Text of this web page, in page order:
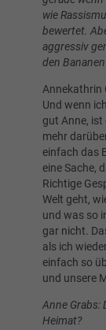
wie
bewertet.
aggressiv
den
Annekathrin
Und wenn
gut Anne,
mehr
einfach das
eine Sache,
Richtige
Welt geht,
und was so
gar nicht.
als ich
einfach so
und unsere
Anne Grabs:
Heimat?